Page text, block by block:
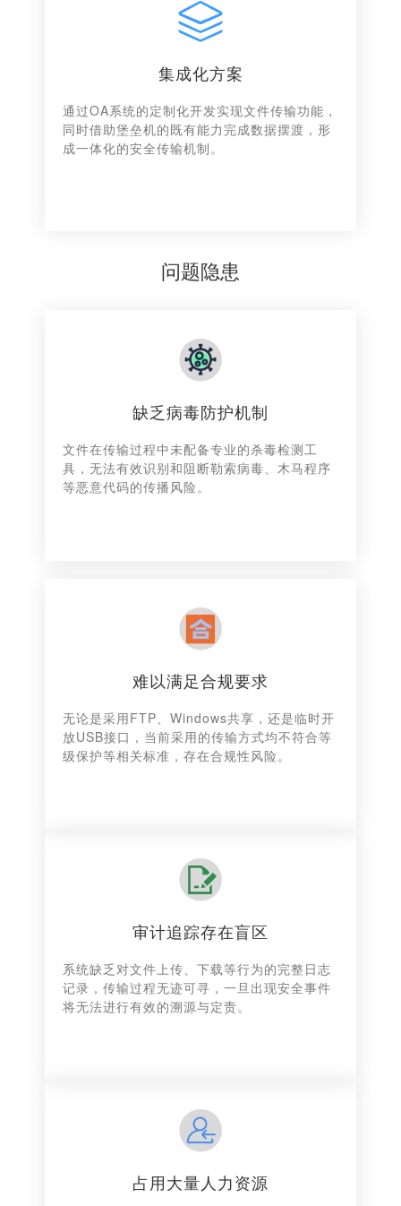
集成化方案
通过OA系统的定制化开发实现文件传输功能，
同时借助堡垒机的既有能力完成数据摆渡，形
成一体化的安全传输机制。
问题隐患
缺乏病毒防护机制
文件在传输过程中未配备专业的杀毒检测工
具，无法有效识别和阻断勒索病毒、木马程序
等恶意代码的传播风险。
难以满足合规要求
无论是采用FTP、Windows共享，还是临时开
放USB接口，当前采用的传输方式均不符合等
级保护等相关标准，存在合规性风险。
审计追踪存在盲区
系统缺乏对文件上传、下载等行为的完整日志
记录，传输过程无迹可寻，一旦出现安全事件
将无法进行有效的溯源与定责。
占用大量人力资源